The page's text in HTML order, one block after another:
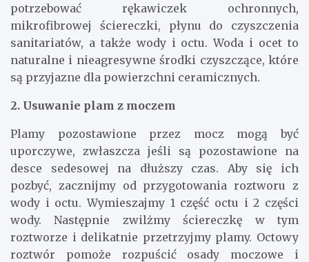
potrzebować rękawiczek ochronnych,
mikrofibrowej ściereczki, płynu do czyszczenia
sanitariatów, a także wody i octu. Woda i ocet to
naturalne i nieagresywne środki czyszczące, które
są przyjazne dla powierzchni ceramicznych.
2. Usuwanie plam z moczem
Plamy pozostawione przez mocz mogą być
uporczywe, zwłaszcza jeśli są pozostawione na
desce sedesowej na dłuższy czas. Aby się ich
pozbyć, zacznijmy od przygotowania roztworu z
wody i octu. Wymieszajmy 1 część octu i 2 części
wody. Następnie zwilżmy ściereczkę w tym
roztworze i delikatnie przetrzyjmy plamy. Octowy
roztwór pomoże rozpuścić osady moczowe i